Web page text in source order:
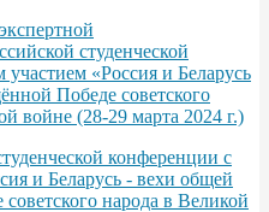
студенческой
«Россия и Беларусь
Победе советского
войне (28-29 марта 2024 г.)
конференции с
и Беларусь - вехи общей
народа в Великой